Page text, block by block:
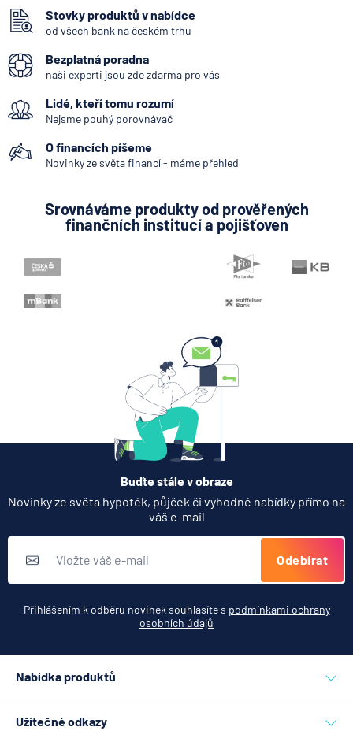
Bankomat
Bankovní IDentita
Systémově významná banka
Kodex mobility klientů
Zpoždění splátky
Internetové bankovnictví - internetbanking
Bankovní notifikace
Konstantní symbol
KYC (Know Your Customer)
Stovky produktů v nabídce
od všech bank na českém trhu
Bezplatná poradna
naši experti jsou zde zdarma pro vás
Lidé, kteří tomu rozumí
Nejsme pouhý porovnávač
O financích píšeme
Novinky ze světa financí - máme přehled
Srovnáváme produkty od prověřených
finančních institucí a pojišťoven
Buďte stále v obraze
Novinky ze světa hypoték, půjček či výhodné nabídky přímo na
váš e-mail
Odebírat
Přihlášením k odběru novinek souhlasíte s podmínkami ochrany
osobních údajů
Nabídka produktů
Užitečné odkazy